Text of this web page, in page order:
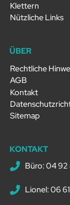
Klettern
Nützliche Links
ÜBER
Rechtliche
AGB
Kontakt
Sitemap
KONTAKT
Büro: 04
Lionel: 06